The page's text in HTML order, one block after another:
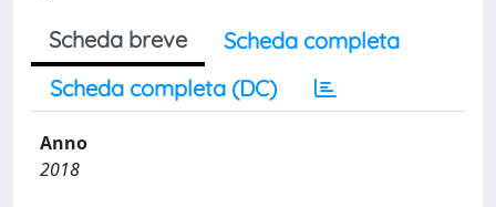
Scheda breve
Scheda completa
Scheda completa (DC)
Anno
2018